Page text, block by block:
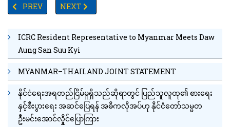
PREVIOUS ARTICLE: ‎စီးပွားရေးအကြပ်အတည်းများကြား ယီမင်ငွ
PREV NEXT ARTICLE: ထိုင်းနိုင်ငံတွင် သေနတ်သမားတစ်
NEXT
ICRC Resident Representative to Myanmar Meets Daw
Aung San Suu Kyi
MYANMAR–THAILAND JOINT STATEMENT
နိုင်ငံရေးအရတည်ငြိမ်မှုရှိသည်ဆိုရာတွင် ပြည်သူလူထု၏ စားရေး
နှင့်စီးပွားရေး အဆင်ပြေရန် အဓိကလိုအပ်ဟု နိုင်ငံတော်သမ္မတ
ဦးမင်းအောင်လှိုင်ပြောကြား